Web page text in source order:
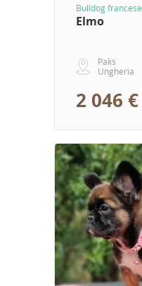
Bulldog francese
Elmo
Paks
Ungheria
2 046 €